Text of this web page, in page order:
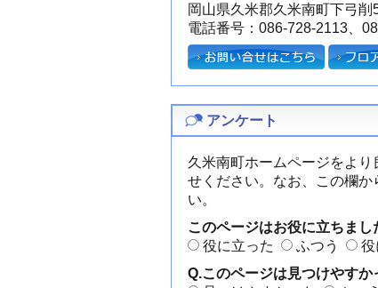
岡山県久米郡久米南町下弓削
電話番号：086-728-2113、
アンケート
久米南町ホームページをよ
せください。なお、この欄
い。
このページはお役に立ちまし
役に立った
ふつう
役
Q.このページは見つけやすか